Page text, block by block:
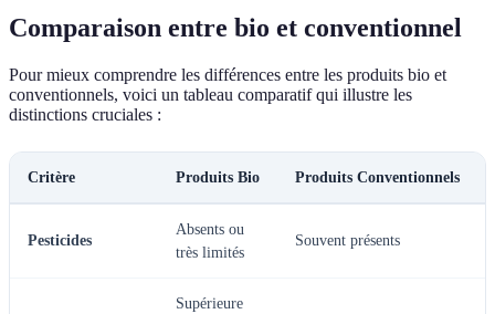
Comparaison entre bio et conventionnel
Pour mieux comprendre les différences entre les produits bio et
conventionnels, voici un tableau comparatif qui illustre les
distinctions cruciales :
Critère Produits Bio Produits Conventionnels
Pesticides
Absents ou
très limités
Souvent présents
Supérieure